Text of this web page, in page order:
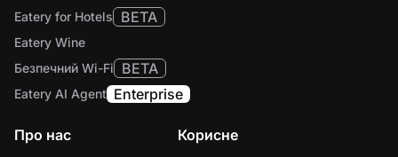
Eatery for Hotels
BETA
Eatery Wine
Безпечний Wi-Fi
BETA
Eatery AI Agent Enterprise
Про нас Корисне